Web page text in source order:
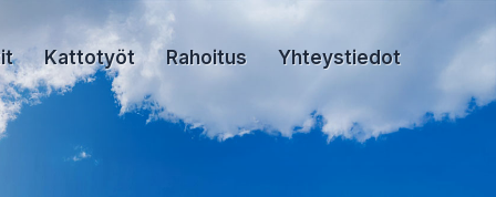
Kattotyöt Rahoitus Yhteystiedot